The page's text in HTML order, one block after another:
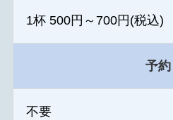
1杯 500円～700円(税込)
予約
不要